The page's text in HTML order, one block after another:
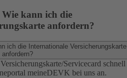
kann ich die
anfordern?
ich die Internationale Versicherungskarte
anfordern?
Servicecard schnell
meineDEVK bei uns an.